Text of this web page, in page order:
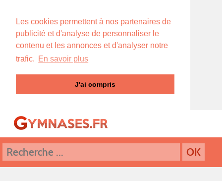
Les cookies permettent à nos partenaires de
publicité et d'analyse de personnaliser le
contenu et les annonces et d'analyser notre
trafic. En savoir plus
J'ai compris